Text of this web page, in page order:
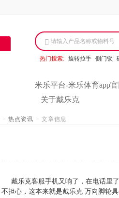
请输入产品名称或物料号
热门搜索: 旋转拉手 侧门锁
米乐平台-米乐体育app
关于戴乐克
> 热点资讯 > 文章信息
戴乐克客服手机又响了，在电话里
不担心，这本来就是戴乐克 万向脚轮